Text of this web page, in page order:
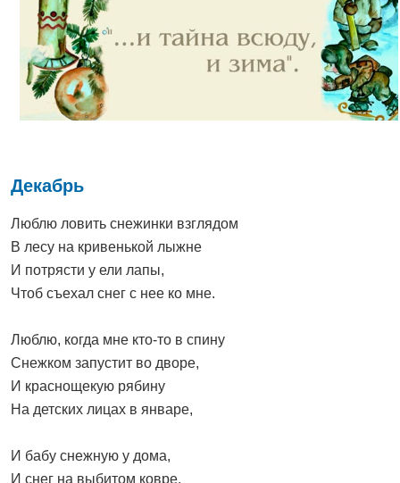
Декабрь
Люблю ловить снежинки взглядом
В лесу на кривенькой лыжне
И потрясти у ели лапы,
Чтоб съехал снег с нее ко мне.
Люблю, когда мне кто-то в спину
Снежком запустит во дворе,
И краснощекую рябину
На детских лицах в январе,
И бабу снежную у дома,
И снег на выбитом ковре,